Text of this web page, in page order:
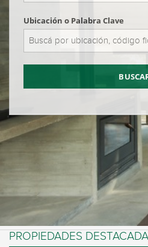
Ubicación o Palabra Clave
PROPIEDADES